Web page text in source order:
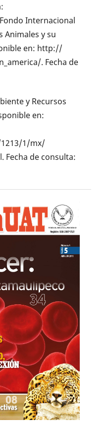
Internacional
Animales y su
en: http://
. Fecha de
y Recursos
en:
1/mx/
Fecha de consulta: